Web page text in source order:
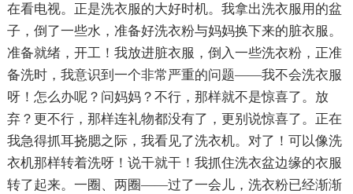
在看电视。正是洗衣服的大好时机。我拿出洗衣服用的盆
子，倒了一些水，准备好洗衣粉与妈妈换下来的脏衣服。
准备就绪，开工！我放进脏衣服，倒入一些洗衣粉，正准
备洗时，我意识到一个非常严重的问题——我不会洗衣服
呀！怎么办呢？问妈妈？不行，那样就不是惊喜了。放
弃？更不行，那样连礼物都没有了，更别说惊喜了。正在
我急得抓耳挠腮之际，我看见了洗衣机。对了！可以像洗
衣机那样转着洗呀！说干就干！我抓住洗衣盆边缘的衣服
转了起来。一圈、两圈——过了一会儿，洗衣粉已经渐渐